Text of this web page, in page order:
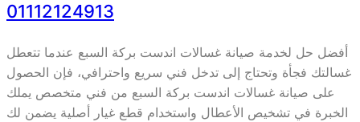
01112124913
أفضل حل لخدمة صيانة غسالات اندست بركة السبع عندما تتعطل
غسالتك فجأة وتحتاج إلى تدخل فني سريع واحترافي، فإن الحصول
على صيانة غسالات اندست بركة السبع من فني متخصص يملك
الخبرة في تشخيص الأعطال واستخدام قطع غيار أصلية يضمن لك